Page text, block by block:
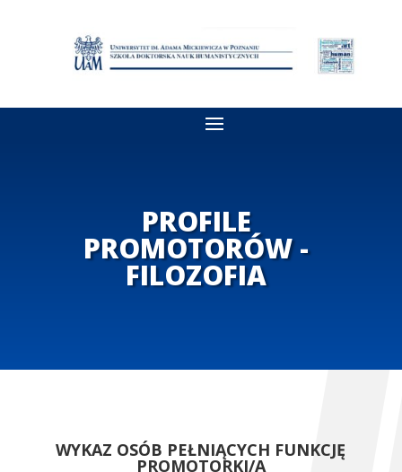
PROFILE
PROMOTORÓW -
FILOZOFIA
WYKAZ OSÓB PEŁNIĄCYCH FUNKCJĘ
PROMOTORKI/A